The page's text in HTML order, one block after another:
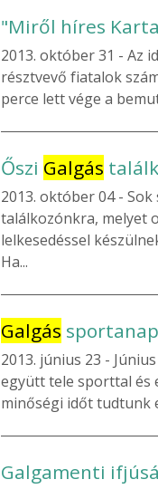
"Miről híres
2013. október 31 Az
résztvevő fiatalok
perce lett vége a
Őszi Galgás
2013. október 04 Sok
találkozónkra, melyet
lelkesedéssel
Ha...
Galgás
2013. június 23
együtt tele sporttal és
minőségi időt tudtunk
Galgamenti